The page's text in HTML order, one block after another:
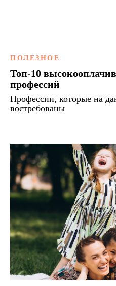
ПОЛЕЗНОЕ
Топ-10
профессий
Профессии, которые на
востребованы